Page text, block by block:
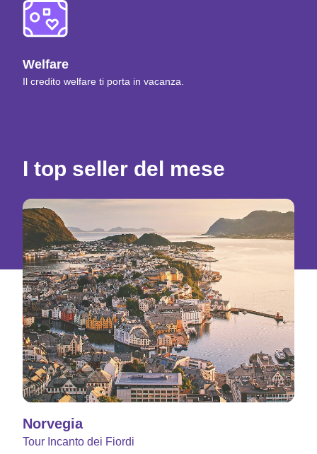
Welfare
Il credito welfare ti porta in vacanza.
I top seller del mese
Norvegia
Tour Incanto dei Fiordi